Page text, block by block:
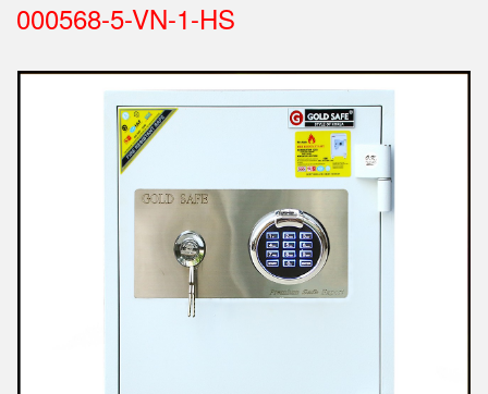
000568-5-VN-1-HS